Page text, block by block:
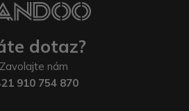
dotaz?
Zavolajte nám
910 754 870